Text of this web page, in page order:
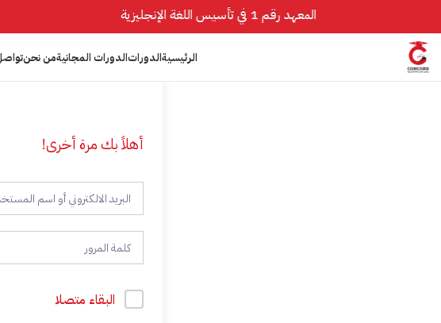
المعهد رقم 1 في تأسيس اللغة الإنجليزية
الرئيسيةالدوراتالدورات المجانيةمن نحن
أهلاً بك مرة أخرى!
البقاء متصلا